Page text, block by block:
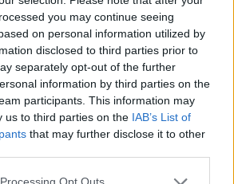
you may continue seeing
on personal information utilized by
disclosed to third parties prior to
separately opt-out of the further
information by third parties on the
participants. This information may
us to third parties on the IAB’s List of
that may further disclose it to other
website/app uses one or more Google
της Εσθονίας και μη
έχουν πετάξει
τοποθεσίεςστο Βέλγιο,
Ρουμανία, τη Δανία και τη
κάνετε λάθος, αυτό
ενός ανησυχητικού μοτίβου
σε ολόκληρη την
καλώδια έχουν
και κόμβοι logistics